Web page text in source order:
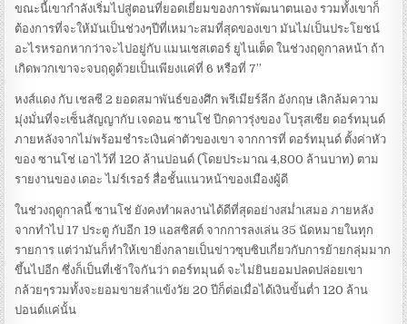
ขณะนี้เขากำลังเริ่มไปสู่ตอนที่ยอดเยี่ยมของการพัฒนาตนเอง รวมทั้งเขาก็
ต้องการที่จะให้มันเป็นช่วงๆปีที่เหมาะสมที่สุดของเขา มันไม่เป็นประโยชน์
อะไรหรอกหากว่าจะไปอยู่กับ แมนเชสเตอร์ ยูไนเต็ด ในช่วงฤดูกาลหน้า ถ้า
เกิดพวกเขาจะจบฤดูด้วยเป็นเพียงแค่ที่ 6 หรือที่ 7”
หงส์แดง กับ เชลซี 2 ยอดสมาพันธ์ของศึก พรีเมียร์ลีก อังกฤษ เลิกล้มความ
มุ่งมั่นที่จะเซ็นสัญญากับ เจดอน ซานโช่ ปีกดาวรุ่งของ โบรุสเซีย ดอร์ทมุนด์
ภายหลังจากไม่พร้อมชำระเงินค่าตัวของเขา จากการที่ ดอร์ทมุนด์ ตั้งค่าหัว
ของ ซานโช่ เอาไว้ที่ 120 ล้านปอนด์ (โดยประมาณ 4,800 ล้านบาท) ตาม
รายงานของ เดอะ ไม่ร์เรอร์ สื่อชั้นแนวหน้าของเมืองผู้ดี
ในช่วงฤดูกาลนี้ ซานโช่ ยังคงทำผลงานได้ดีที่สุดอย่างสม่ำเสมอ ภายหลัง
จากทำไป 17 ประตู กับอีก 19 แอสซิสต์ จากการลงเล่น 35 นัดหมายในทุก
รายการ แต่ว่ามันก็ทำให้เขายิ่งกลายเป็นข่าวซุบซิบเกี่ยวกับการย้ายกลุ่มมาก
ขึ้นไปอีก ซึ่งก็เป็นที่เช้าใจกันว่า ดอร์ทมุนด์ จะไม่ยินยอมปลดปล่อยเขา
กล้วยๆรวมทั้งจะยอมขายลำแข้งวัย 20 ปีก็ต่อเมื่อได้เงินขั้นต่ำ 120 ล้าน
ปอนด์แค่นั้น